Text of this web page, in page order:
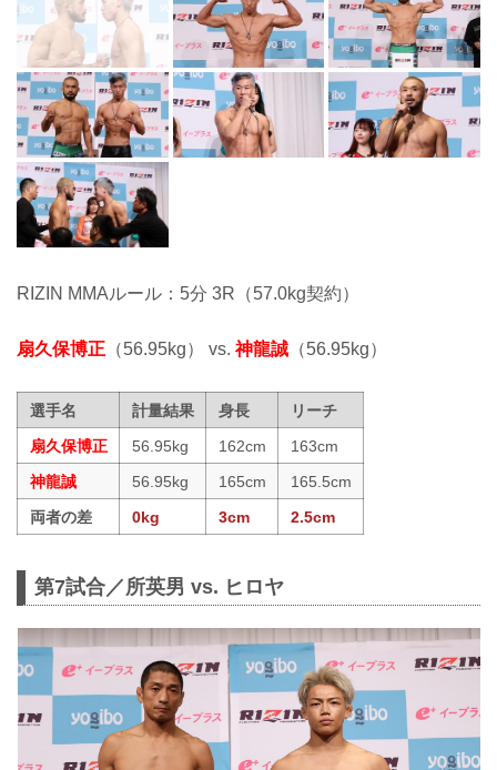
RIZIN MMAルール：5分 3R（57.0kg契約）
扇久保博正 （56.95kg） vs.神龍誠 （56.95kg）
選手名 計量結果 身長
リーチ
扇久保博正
56.95kg 162cm
163cm
神龍誠
56.95kg 165cm
165.5cm
両者の差
0kg 3cm 2.5cm
第7試合／所英男 vs. ヒロヤ